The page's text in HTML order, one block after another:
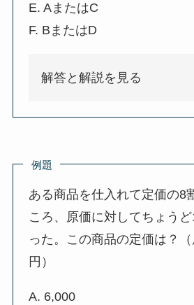
E. AまたはC
F. BまたはD
解答と解説を見る
例題
ある商品を仕入れて定価の8
ころ、原価に対してちょう
った。この商品の定価は？
円）
A. 6,000